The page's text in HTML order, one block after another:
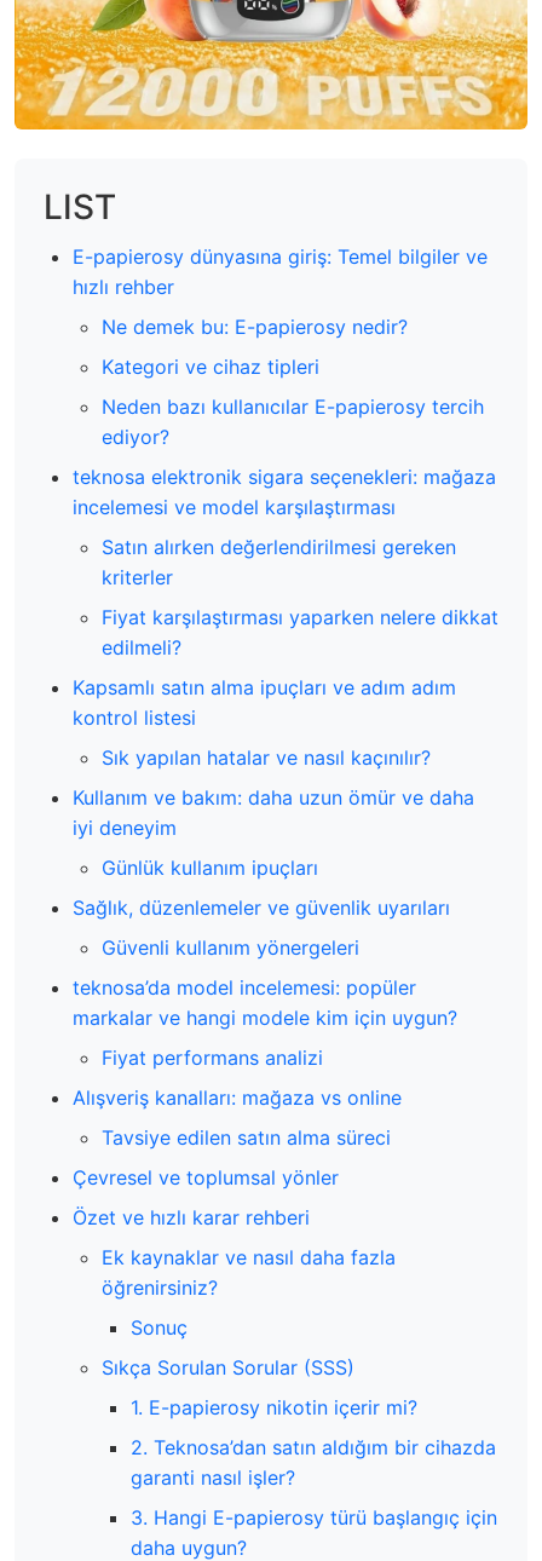
LIST
E-papierosy dünyasına giriş: Temel bilgiler ve
hızlı rehber
Ne demek bu: E-papierosy nedir?
Kategori ve cihaz tipleri
Neden bazı kullanıcılar E-papierosy tercih
ediyor?
teknosa elektronik sigara seçenekleri: mağaza
incelemesi ve model karşılaştırması
Satın alırken değerlendirilmesi gereken
kriterler
Fiyat karşılaştırması yaparken nelere dikkat
edilmeli?
Kapsamlı satın alma ipuçları ve adım adım
kontrol listesi
Sık yapılan hatalar ve nasıl kaçınılır?
Kullanım ve bakım: daha uzun ömür ve daha
iyi deneyim
Günlük kullanım ipuçları
Sağlık, düzenlemeler ve güvenlik uyarıları
Güvenli kullanım yönergeleri
teknosa’da model incelemesi: popüler
markalar ve hangi modele kim için uygun?
Fiyat performans analizi
Alışveriş kanalları: mağaza vs online
Tavsiye edilen satın alma süreci
Çevresel ve toplumsal yönler
Özet ve hızlı karar rehberi
Ek kaynaklar ve nasıl daha fazla
öğrenirsiniz?
Sonuç
Sıkça Sorulan Sorular (SSS)
1. E-papierosy nikotin içerir mi?
2. Teknosa’dan satın aldığım bir cihazda
garanti nasıl işler?
3. Hangi E-papierosy türü başlangıç için
daha uygun?